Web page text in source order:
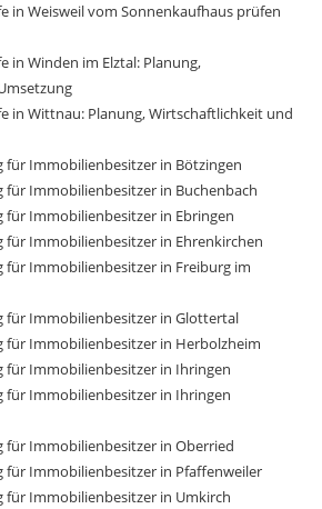
in Weisweil vom Sonnenkaufhaus prüfen
in Winden im Elztal: Planung,
in Wittnau: Planung, Wirtschaftlichkeit und
für Immobilienbesitzer in Bötzingen
für Immobilienbesitzer in Buchenbach
für Immobilienbesitzer in Ebringen
für Immobilienbesitzer in Ehrenkirchen
für Immobilienbesitzer in Freiburg im
für Immobilienbesitzer in Glottertal
für Immobilienbesitzer in Herbolzheim
für Immobilienbesitzer in Ihringen
für Immobilienbesitzer in Ihringen
für Immobilienbesitzer in Oberried
für Immobilienbesitzer in Pfaffenweiler
für Immobilienbesitzer in Umkirch